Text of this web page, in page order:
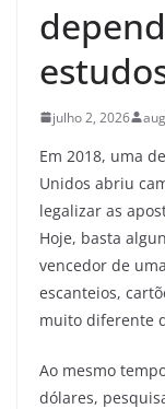
julho 2, 2026
Em 2018, uma
Unidos abriu
legalizar as
Hoje, basta
vencedor de
escanteios,
muito diferente
Ao mesmo
dólares,